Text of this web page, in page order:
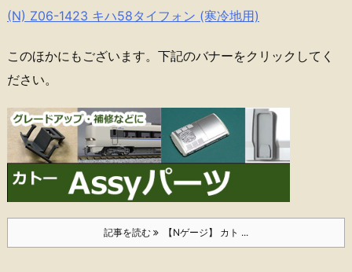
(N) Z06-1423 キハ58タイフォン (寒冷地用)
このほかにもございます。下記のバナーをクリックしてく
ださい。
記事を読む 【Nゲージ】 カト ...